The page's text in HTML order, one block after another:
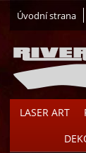
LASER ART
Úvodní strana